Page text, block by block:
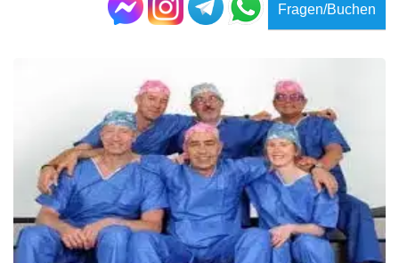
Fragen/Buchen